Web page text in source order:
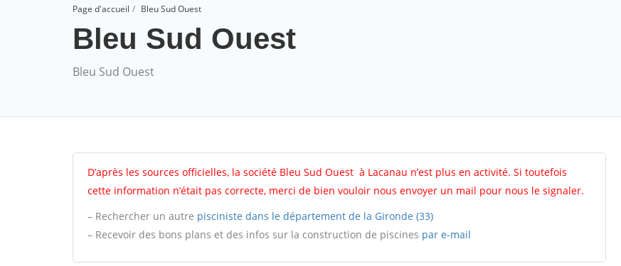
Page d'accueil Bleu Sud Ouest
Bleu Sud Ouest
Bleu Sud Ouest
D’après les sources officielles, la société Bleu Sud Ouest à Lacanau n’est plus en activité. Si toutefois
cette information n’était pas correcte, merci de bien vouloir nous envoyer un mail pour nous le signaler.
– Rechercher un autre pisciniste dans le département de la Gironde (33)
– Recevoir des bons plans et des infos sur la construction de piscines par e-mail